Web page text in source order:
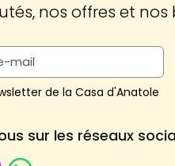
nos offres et nos
de la Casa d'Anatole
sur les réseaux